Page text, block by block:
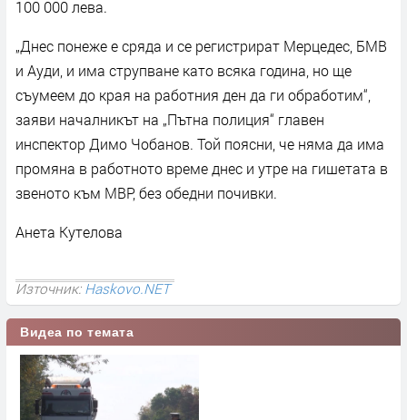
100 000 лева.
„Днес понеже е сряда и се регистрират Мерцедес, БМВ
и Ауди, и има струпване като всяка година, но ще
съумеем до края на работния ден да ги обработим“,
заяви началникът на „Пътна полиция“ главен
инспектор Димо Чобанов. Той поясни, че няма да има
промяна в работното време днес и утре на гишетата в
звеното към МВР, без обедни почивки.
Анета Кутелова
Източник:Haskovo.NET
Видеа по темата